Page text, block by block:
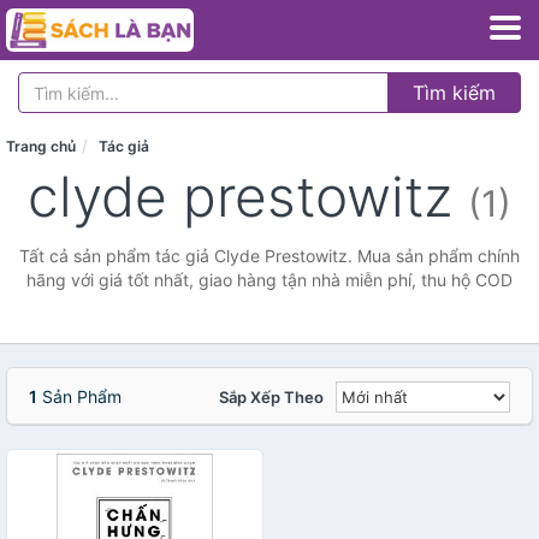
Tìm kiếm
Trang chủ Tác giả
clyde prestowitz (1)
Tất cả sản phẩm tác giả Clyde Prestowitz. Mua sản phẩm chính
hãng với giá tốt nhất, giao hàng tận nhà miễn phí, thu hộ COD
1 Sản Phẩm Sắp Xếp Theo